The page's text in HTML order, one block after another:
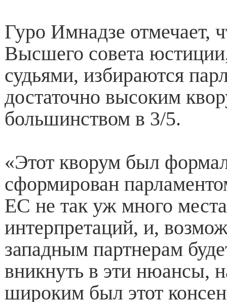
Гуро Имнадзе отмечает,
Высшего совета
судьями, избираются
достаточно высоким
большинством в 3/5.
«Этот кворум был
сформирован
ЕС не так уж много
интерпретаций, и,
западным партнерам
вникнуть в эти нюансы,
широким был этот